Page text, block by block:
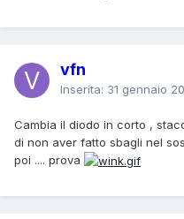
vfn
Inserita: 31 gennaio
Cambia il diodo in corto ,
di non aver fatto sbagli nel
poi .... prova